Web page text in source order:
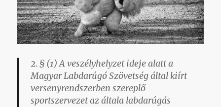
2. § (1) A veszélyhelyzet ideje alatt a
Magyar Labdarúgó Szövetség által kiírt
versenyrendszerben szereplő
sportszervezet az általa labdarúgás